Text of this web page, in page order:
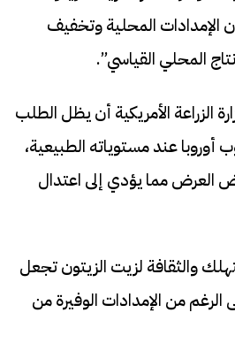
الإمدادات المحلية وتخفيف
المحلي القياسي”.
الزراعة الأمريكية أن يظل الطلب
عند مستوياته الطبيعية،
العرض مما يؤدي إلى اعتدال
والثقافة لزيت الزيتون تجعل
من الإمدادات الوفيرة من